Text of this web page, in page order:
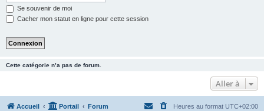
Se souvenir de moi
Cacher mon statut en ligne pour cette session
Cette catégorie n’a pas de forum.
Aller à
Accueil Portail Forum Heures au format UTC+02:00